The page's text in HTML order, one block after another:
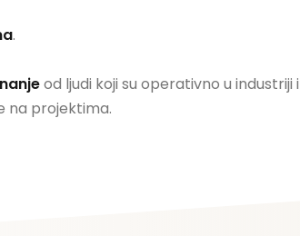
.
od ljudi koji su operativno u industriji i
na projektima.